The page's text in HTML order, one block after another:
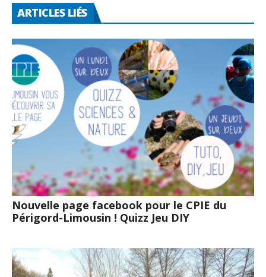
ARTICLES LIÉS
Nouvelle page facebook pour le CPIE du
Périgord-Limousin ! Quizz Jeu DIY